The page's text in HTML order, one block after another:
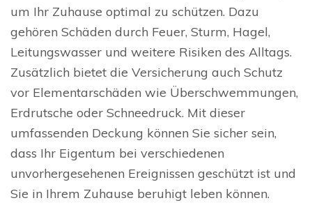
um Ihr Zuhause optimal zu schützen. Dazu
gehören Schäden durch Feuer, Sturm, Hagel,
Leitungswasser und weitere Risiken des Alltags.
Zusätzlich bietet die Versicherung auch Schutz
vor Elementarschäden wie Überschwemmungen,
Erdrutsche oder Schneedruck. Mit dieser
umfassenden Deckung können Sie sicher sein,
dass Ihr Eigentum bei verschiedenen
unvorhergesehenen Ereignissen geschützt ist und
Sie in Ihrem Zuhause beruhigt leben können.